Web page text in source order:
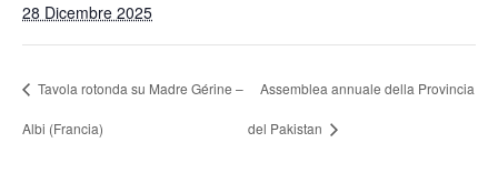
28 Dicembre 2025
Tavola rotonda su Madre Gérine –
Albi (Francia)
Assemblea annuale della Provincia
del Pakistan